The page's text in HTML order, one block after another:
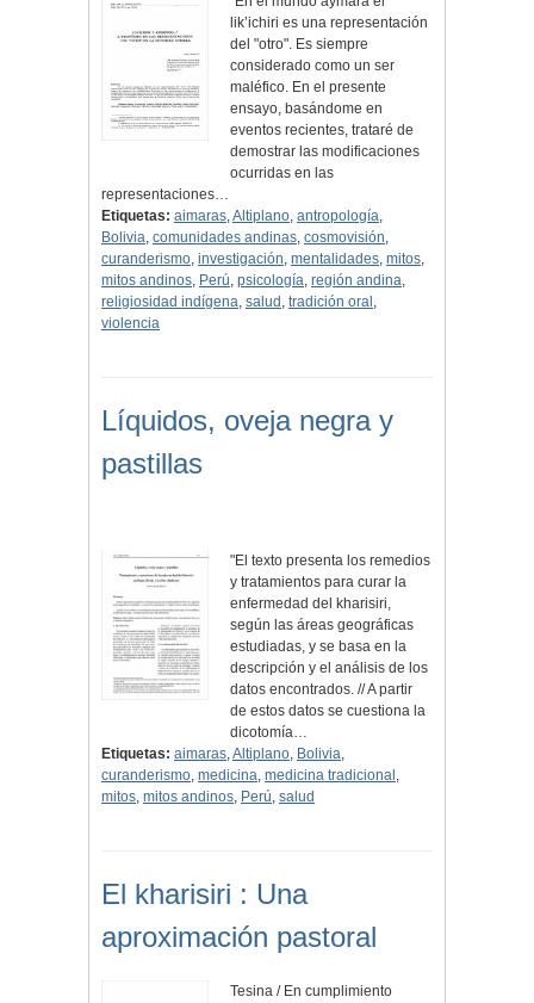
lik’ichiri es una representación
del "otro". Es siempre
considerado como un ser
maléfico. En el presente
ensayo, basándome en
eventos recientes, trataré de
demostrar las modificaciones
ocurridas en las
representaciones…
Etiquetas: aimaras,Altiplano, antropología,
Bolivia, comunidades andinas, cosmovisión,
curanderismo, investigación, mentalidades, mitos,
mitos andinos, Perú, psicología, región andina,
religiosidad indígena, salud , tradición oral ,
violencia
Líquidos, oveja negra y
pastillas
"El texto presenta los remedios
y tratamientos para curar la
enfermedad del kharisiri,
según las áreas geográficas
estudiadas, y se basa en la
descripción y el análisis de los
datos encontrados. // A partir
de estos datos se cuestiona la
dicotomía…
Etiquetas: aimaras,Altiplano, Bolivia,
curanderismo, medicina, medicina tradicional ,
mitos, mitos andinos, Perú, salud
El kharisiri : Una
aproximación pastoral
Tesina / En cumplimiento